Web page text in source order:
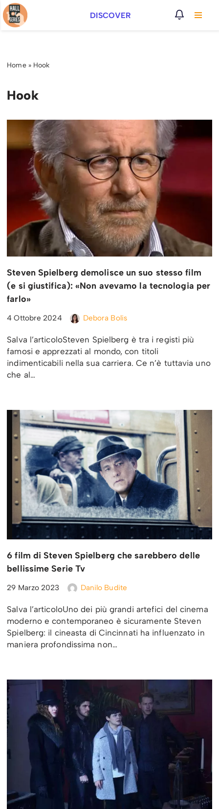
Vai
DISCOVER
Home» Hook
Hook
Steven Spielberg demolisce un suo stesso film
(e si giustifica): «Non avevamo la tecnologia per
farlo»
4 Ottobre 2024 Debora Bolis
Salva l’articoloSteven Spielberg è tra i registi più
famosi e apprezzati al mondo, con titoli
indimenticabili nella sua carriera. Ce n’è tuttavia uno
che al…
6 film di Steven Spielberg che sarebbero delle
bellissime Serie Tv
29 Marzo 2023 Danilo Budite
Salva l’articoloUno dei più grandi artefici del cinema
moderno e contemporaneo è sicuramente Steven
Spielberg: il cineasta di Cincinnati ha influenzato in
maniera profondissima non…